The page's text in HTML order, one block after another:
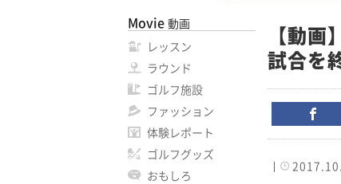
Movie 動画
レッスン
ラウンド
ゴルフ施設
ファッション
体験レポート
ゴルフグッズ
おもしろ
【動
試合を